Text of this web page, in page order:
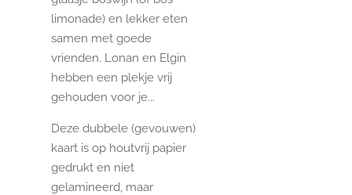
limonade) en lekker eten
samen met goede
vrienden. Lonan en Elgin
hebben een plekje vrij
gehouden voor je...
Deze dubbele (gevouwen)
kaart is op houtvrij papier
gedrukt en niet
gelamineerd, maar